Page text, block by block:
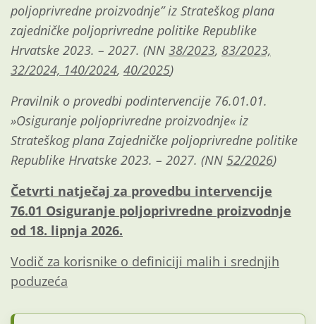
poljoprivredne proizvodnje” iz Strateškog plana
zajedničke poljoprivredne politike Republike
Hrvatske 2023. – 2027. (NN 38/2023, 83/2023,
32/2024, 140/2024, 40/2025)
Pravilnik o provedbi podintervencije 76.01.01.
»Osiguranje poljoprivredne proizvodnje« iz
Strateškog plana Zajedničke poljoprivredne politike
Republike Hrvatske 2023. – 2027. (NN 52/2026)
Četvrti natječaj za provedbu intervencije
76.01 Osiguranje poljoprivredne proizvodnje
od 18. lipnja 2026.
Vodič za korisnike o definiciji malih i srednjih
poduzeća